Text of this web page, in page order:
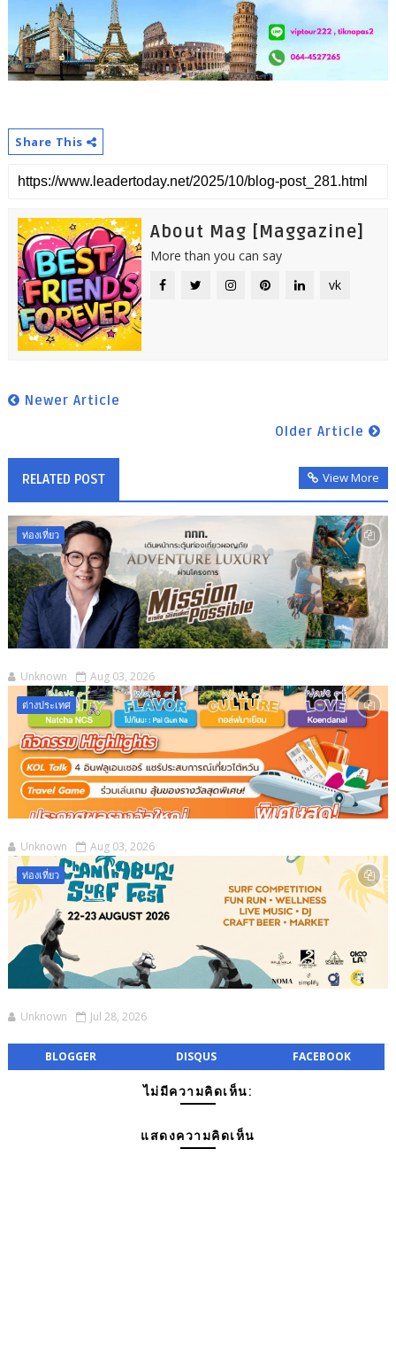
Share This
About Mag [Maggazine]
More than you can say
vk
Newer Article
Older Article
RELATED POST View More
ท่องเที่ยว
Unknown Aug 03, 2026
ต่างประเทศ
Unknown Aug 03, 2026
ท่องเที่ยว
Unknown Jul 28, 2026
BLOGGER DISQUS FACEBOOK
ไม่มีความคิดเห็น:
แสดงความคิดเห็น